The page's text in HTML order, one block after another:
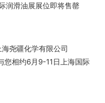
润滑油展展位即将售罄
尧疆化学有限公司
您相约6月9-11日上海国际